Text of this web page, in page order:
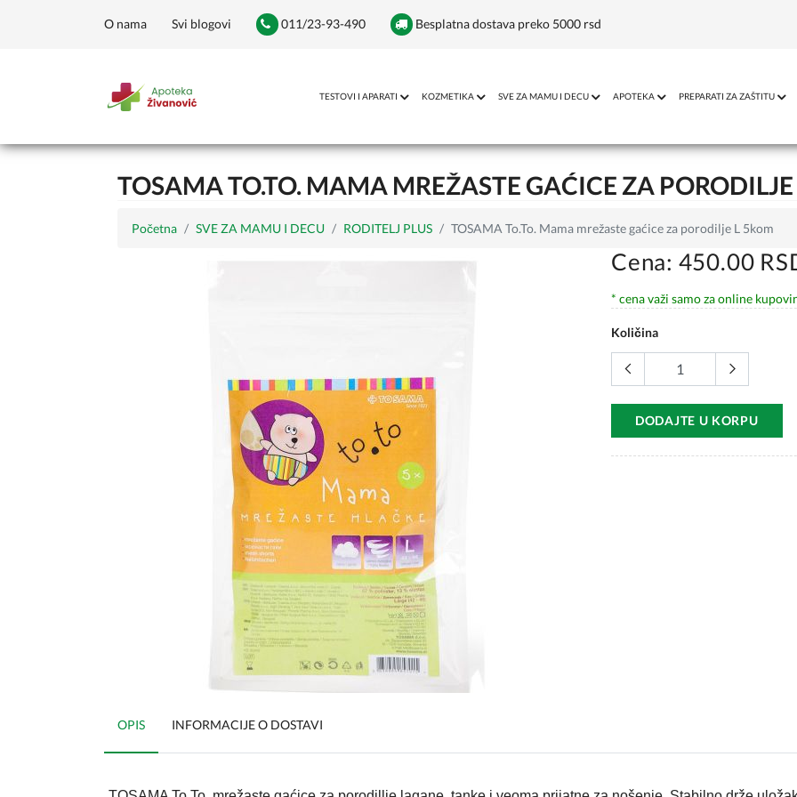
O nama Svi blogovi 011/23-93-490 Besplatna dostava preko 5000 rsd
TESTOVI I APARATI KOZMETIKA SVE ZA MAMU I DECU APOTEKA PREPARATI ZA ZAŠTITU
TOSAMA TO.TO. MAMA MREŽASTE GAĆICE ZA
Početna SVE ZA MAMU I DECU RODITELJ PLUS TOSAMA To.To. Mama mrežaste gaćice za porodilje L 5kom
Cena: 450.00
* cena važi samo za online
Količina
DODAJTE U KORPU
OPIS INFORMACIJE O DOSTAVI